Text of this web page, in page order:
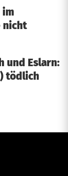
im
nicht
und Eslarn:
tödlich